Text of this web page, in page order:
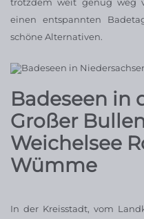
einen entspannten
schöne Alternativen.
Badeseen in
Großer
Weichelsee
Wümme
In der Kreisstadt, vom